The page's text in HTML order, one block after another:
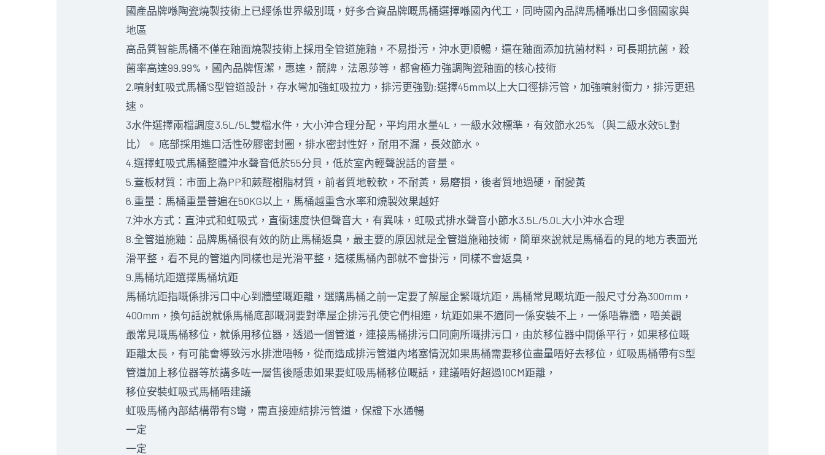
國產品牌喺陶瓷燒製技術上已經係世界級別嘅，好多合資品牌嘅馬桶選擇喺國內代工，同時國內品牌馬桶喺出口多個國家與
地區
高品質智能馬桶不僅在釉面燒製技術上採用全管道施釉，不易掛污，沖水更順暢，還在釉面添加抗菌材料，可長期抗菌，殺
菌率高達99.99%，國內品牌恆潔，惠達，箭牌，法恩莎等，都會極力強調陶瓷釉面的核心技術
2.噴射虹吸式馬桶’S型管道設計，存水彎加強虹吸拉力，排污更強勁;選擇45mm以上大口徑排污管，加強噴射衝力，排污更迅
速。
3水件選擇兩檔調度3.5L/5L雙檔水件，大小沖合理分配，平均用水量4L，一級水效標準，有效節水25%（與二級水效5L對
比）。 底部採用進口活性矽膠密封圈，排水密封性好，耐用不漏，長效節水。
4.選擇虹吸式馬桶整體沖水聲音低於55分貝，低於室內輕聲說話的音量。
5.蓋板材質：市面上為PP和蕨醛樹脂材質，前者質地較軟，不耐黃，易磨損，後者質地過硬，耐變黃
6.重量：馬桶重量普遍在50KG以上，馬桶越重含水率和燒製效果越好
7.沖水方式：直沖式和虹吸式，直衝速度快但聲音大，有異味，虹吸式排水聲音小節水3.5L/5.0L大小沖水合理
8.全管道施釉：品牌馬桶很有效的防止馬桶返臭，最主要的原因就是全管道施釉技術，簡單來說就是馬桶看的見的地方表面光
滑平整，看不見的管道內同樣也是光滑平整，這樣馬桶內部就不會掛污，同樣不會返臭，
9.馬桶坑距選擇馬桶坑距
馬桶坑距指嘅係排污口中心到牆壁嘅距離，選購馬桶之前一定要了解屋企緊嘅坑距，馬桶常見嘅坑距一般尺寸分為300mm，
400mm，換句話說就係馬桶底部嘅洞要對準屋企排污孔使它們相連，坑距如果不適同一係安裝不上，一係唔靠牆，唔美觀
最常見嘅馬桶移位，就係用移位器，透過一個管道，連接馬桶排污口同廁所嘅排污口，由於移位器中間係平行，如果移位嘅
距離太長，有可能會導致污水排泄唔畅，從而造成排污管道內堵塞情況如果馬桶需要移位盡量唔好去移位，虹吸馬桶帶有S型
管道加上移位器等於講多咗一層售後隱患如果要虹吸馬桶移位嘅話，建議唔好超過10CM距離，
移位安裝虹吸式馬桶唔建議
虹吸馬桶內部結構帶有S彎，需直接連結排污管道，保證下水通暢
一定
一定